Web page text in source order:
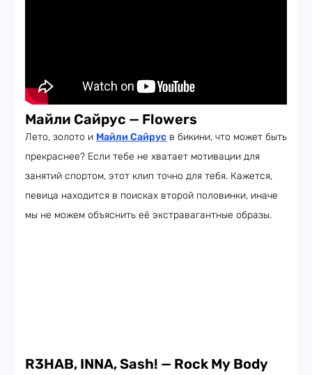
Майли Сайрус — Flowers
Лето, золото и Майли Сайрус в бикини, что может быть
прекраснее? Если тебе не хватает мотивации для
занятий спортом, этот клип точно для тебя. Кажется,
певица находится в поисках второй половинки, иначе
мы не можем объяснить её экстравагантные образы.
R3HAB, INNA, Sash! — Rock My Body